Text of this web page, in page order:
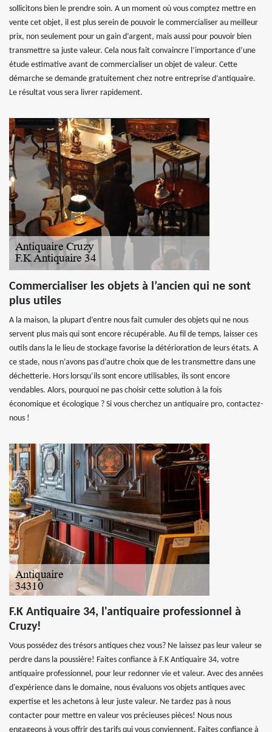
sollicitons bien le prendre soin. A un moment où vous comptez mettre en
vente cet objet, il est plus serein de pouvoir le commercialiser au meilleur
prix, non seulement pour un gain d’argent, mais aussi pour pouvoir bien
transmettre sa juste valeur. Cela nous fait convaincre l’importance d’une
étude estimative avant de commercialiser un objet de valeur. Cette
démarche se demande gratuitement chez notre entreprise d’antiquaire.
Le résultat vous sera livrer rapidement.
Commercialiser les objets à l’ancien qui ne sont
plus utiles
A la maison, la plupart d’entre nous fait cumuler des objets qui ne nous
servent plus mais qui sont encore récupérable. Au fil de temps, laisser ces
outils dans la le lieu de stockage favorise la détérioration de leurs états. A
ce stade, nous n’avons pas d’autre choix que de les transmettre dans une
déchetterie. Hors lorsqu’ils sont encore utilisables, ils sont encore
vendables. Alors, pourquoi ne pas choisir cette solution à la fois
économique et écologique ? Si vous cherchez un antiquaire pro, contactez-
nous !
F.K Antiquaire 34, l'antiquaire professionnel à
Cruzy!
Vous possédez des trésors antiques chez vous? Ne laissez pas leur valeur se
perdre dans la poussière! Faites confiance à F.K Antiquaire 34, votre
antiquaire professionnel, pour leur redonner vie et valeur. Avec des années
d'expérience dans le domaine, nous évaluons vos objets antiques avec
expertise et les achetons à leur juste valeur. Ne tardez pas à nous
contacter pour mettre en valeur vos précieuses pièces! Nous nous
engageons à vous offrir des tarifs qui vous conviennent. Faites confiance à